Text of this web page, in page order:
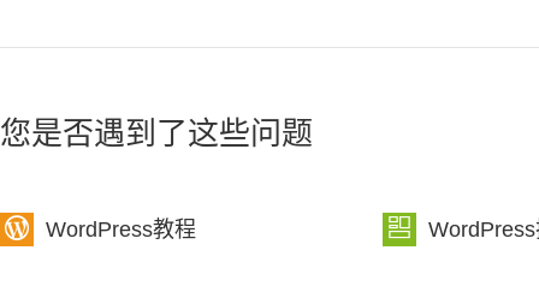
您是否遇到了这些问题
 WordPress教程 